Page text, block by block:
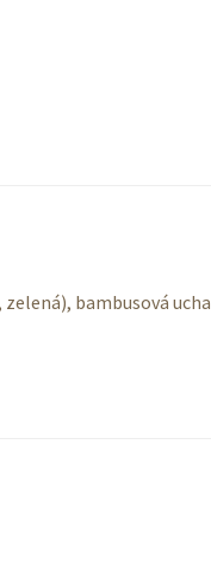
bambusová ucha